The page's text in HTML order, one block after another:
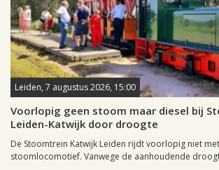
Leiden, 7 augustus 2026, 15:00
Voorlopig geen stoom maar diesel bij
Leiden-Katwijk door droogte
De Stoomtrein Katwijk Leiden rijdt voorlopig niet
stoomlocomotief. Vanwege de aanhoudende